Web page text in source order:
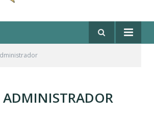
ADMINISTRADOR